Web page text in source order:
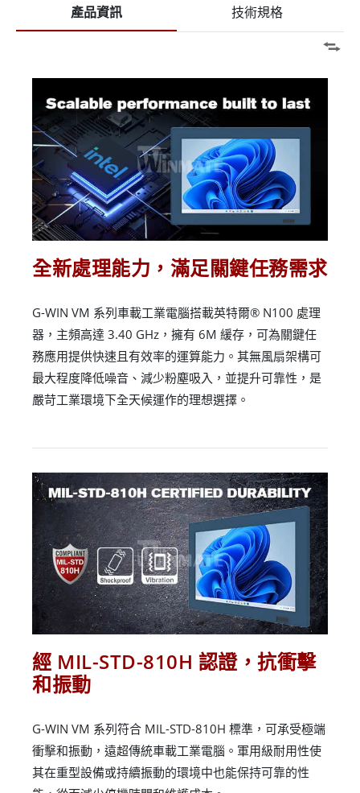
產品資訊 技術規格
全新處理能力，滿足關鍵任務需求
G-WIN VM 系列車載工業電腦搭載英特爾® N100 處理
器，主頻高達 3.40 GHz，擁有 6M 緩存，可為關鍵任
務應用提供快速且有效率的運算能力。其無風扇架構可
最大程度降低噪音、減少粉塵吸入，並提升可靠性，是
嚴苛工業環境下全天候運作的理想選擇。
經 MIL-STD-810H 認證，抗衝擊
和振動
G-WIN VM 系列符合 MIL-STD-810H 標準，可承受極端
衝擊和振動，遠超傳統車載工業電腦。軍用級耐用性使
其在重型設備或持續振動的環境中也能保持可靠的性